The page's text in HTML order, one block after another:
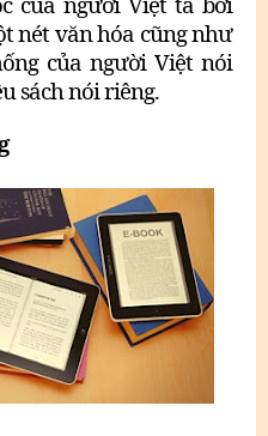
nét văn hóa cũng như
của người Việt nói
sách nói riêng.